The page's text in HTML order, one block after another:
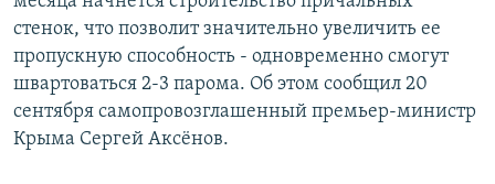
ТЕЛЕПРОЕКТ КРЫМ.РЕАЛИИ
СОВЕТЫ ПРАВОЗАЩИТНИКОВ
ПРОПАВШИЕ БЕЗ ВЕСТИ
ПОБЕДИТЕЛЕЙ НЕ СУДЯТ?
Українською
Qırımtatar
ПРИСОЕДИНЯЙТЕСЬ!
стенок, что позволит значительно увеличить ее
пропускную способность - одновременно смогут
швартоваться 2-3 парома. Об этом сообщил 20
сентября самопровозглашенный премьер-министр
Крыма Сергей Аксёнов.